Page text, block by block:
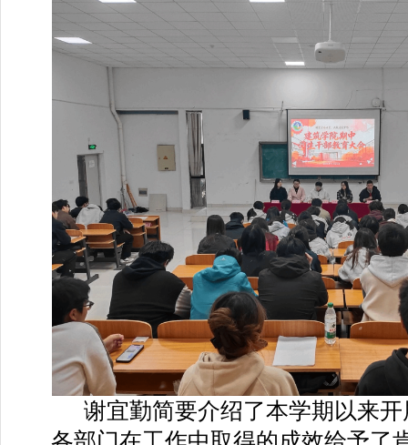
谢宜勤简要介绍了本学期以来